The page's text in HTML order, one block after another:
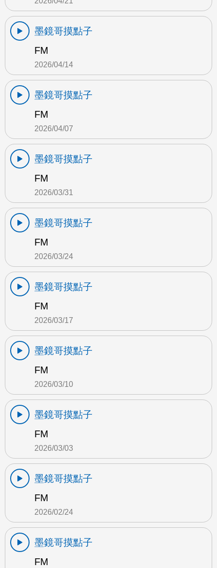
墨鏡哥摸點子
FM
2026/04/14
墨鏡哥摸點子
FM
2026/04/07
墨鏡哥摸點子
FM
2026/03/31
墨鏡哥摸點子
FM
2026/03/24
墨鏡哥摸點子
FM
2026/03/17
墨鏡哥摸點子
FM
2026/03/10
墨鏡哥摸點子
FM
2026/03/03
墨鏡哥摸點子
FM
2026/02/24
墨鏡哥摸點子
FM